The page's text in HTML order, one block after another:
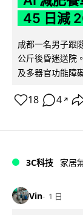
45 日減
成都一名男子跟
公斤後昏迷送院
及多器官功能障
18 4 ↗
3C科技 家居
Vin 1 日